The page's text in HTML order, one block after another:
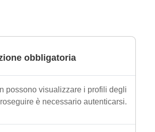
obbligatoria
possono visualizzare i profili degli
è necessario autenticarsi.